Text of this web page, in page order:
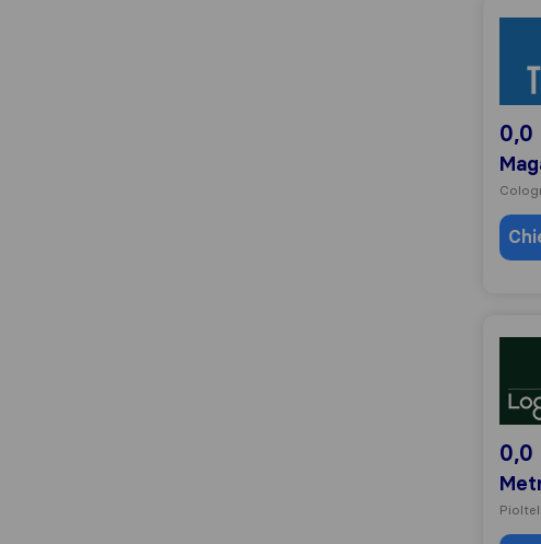
0,0
0,0